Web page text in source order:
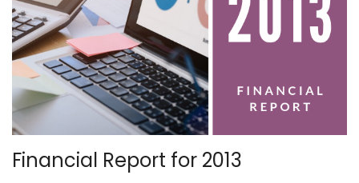
Financial Report for 2013